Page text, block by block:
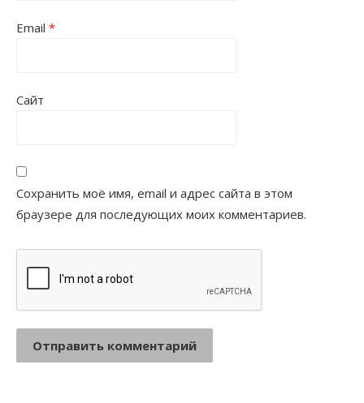
Email *
Сайт
Сохранить моё имя, email и адрес сайта в этом
браузере для последующих моих комментариев.